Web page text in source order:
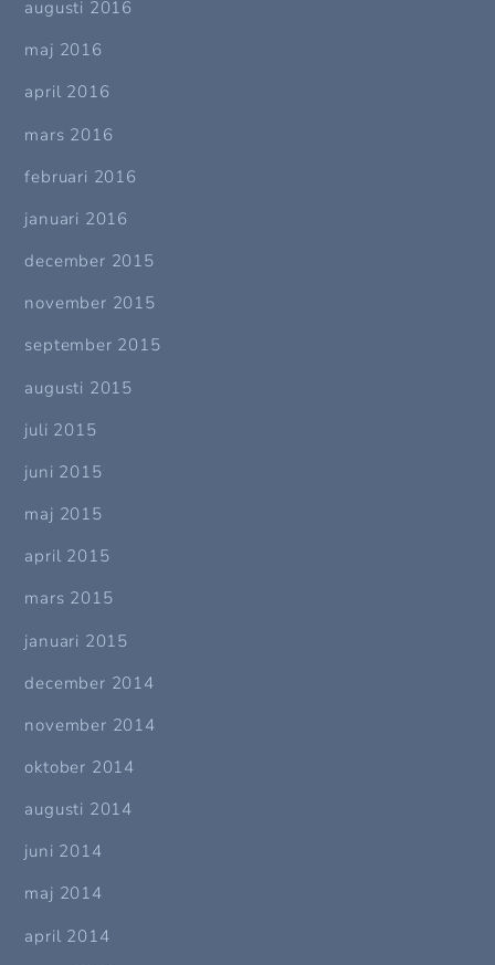
augusti 2016
maj 2016
april 2016
mars 2016
februari 2016
januari 2016
december 2015
november 2015
september 2015
augusti 2015
juli 2015
juni 2015
maj 2015
april 2015
mars 2015
januari 2015
december 2014
november 2014
oktober 2014
augusti 2014
juni 2014
maj 2014
april 2014